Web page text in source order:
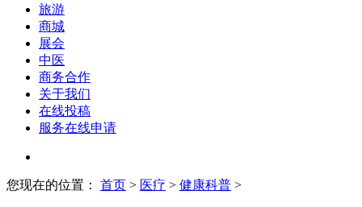
旅游
商城
展会
中医
商务合作
关于我们
在线投稿
服务在线申请
您现在的位置： 首页 > 医疗 > 健康科普 >